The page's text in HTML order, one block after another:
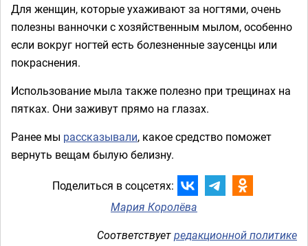
Для женщин, которые ухаживают за ногтями, очень
полезны ванночки с хозяйственным мылом, особенно
если вокруг ногтей есть болезненные заусенцы или
покраснения.
Использование мыла также полезно при трещинах на
пятках. Они заживут прямо на глазах.
Ранее мы рассказывали, какое средство поможет
вернуть вещам былую белизну.
Поделиться в соцсетях:
Мария Королёва
Соответствуетредакционной политике